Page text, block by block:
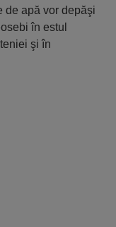
de apă vor depăşi
în estul
şi în